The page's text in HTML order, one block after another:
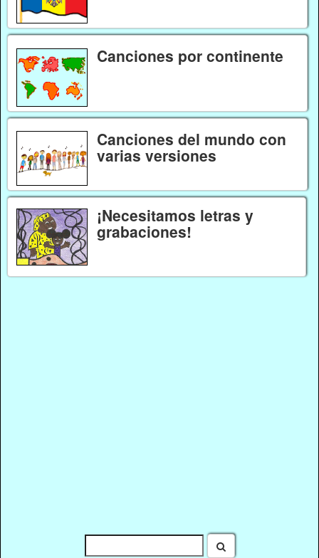
Canciones por continente
Canciones del mundo con
varias versiones
¡Necesitamos letras y
grabaciones!